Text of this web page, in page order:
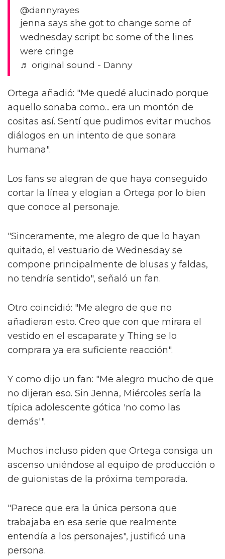
@dannyrayes
jenna says she got to change some of
wednesday script bc some of the lines
were cringe
♬ original sound - Danny
Ortega añadió: "Me quedé alucinado porque
aquello sonaba como... era un montón de
cositas así. Sentí que pudimos evitar muchos
diálogos en un intento de que sonara
humana".
Los fans se alegran de que haya conseguido
cortar la línea y elogian a Ortega por lo bien
que conoce al personaje.
"Sinceramente, me alegro de que lo hayan
quitado, el vestuario de Wednesday se
compone principalmente de blusas y faldas,
no tendría sentido", señaló un fan.
Otro coincidió: "Me alegro de que no
añadieran esto. Creo que con que mirara el
vestido en el escaparate y Thing se lo
comprara ya era suficiente reacción".
Y como dijo un fan: "Me alegro mucho de que
no dijeran eso. Sin Jenna, Miércoles sería la
típica adolescente gótica 'no como las
demás'".
Muchos incluso piden que Ortega consiga un
ascenso uniéndose al equipo de producción o
de guionistas de la próxima temporada.
"Parece que era la única persona que
trabajaba en esa serie que realmente
entendía a los personajes", justificó una
persona.